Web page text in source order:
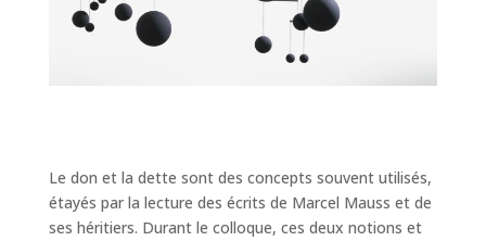
Le don et la dette sont des concepts souvent utilisés,
étayés par la lecture des écrits de Marcel Mauss et de
ses héritiers. Durant le colloque, ces deux notions et